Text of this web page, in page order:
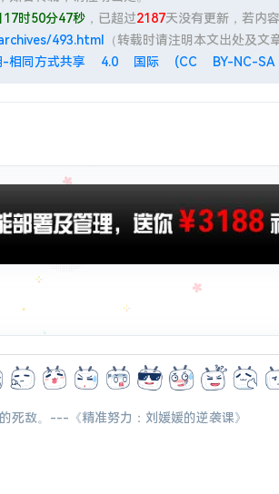
时50分47秒 ，已超过2187天没有更新，若内
493.html
（转载时请注明本文出处及文
用-相同方式共享 4.0 国际 (CC BY-NC-SA